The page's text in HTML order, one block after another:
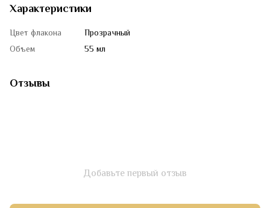
Характеристики
Цвет флакона
Прозрачный
Объем
55 мл
Отзывы
Добавьте первый отзыв